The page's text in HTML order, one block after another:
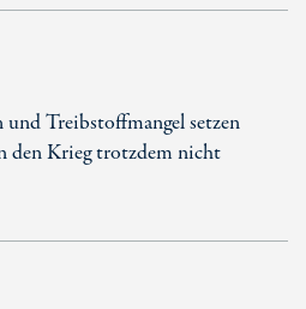
Treibstoffmangel setzen
den Krieg trotzdem nicht